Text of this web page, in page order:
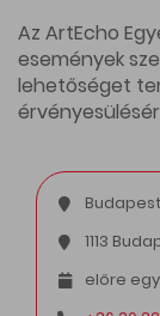
Az ArtEcho
események
lehetőséget
Budapest
1113
előre